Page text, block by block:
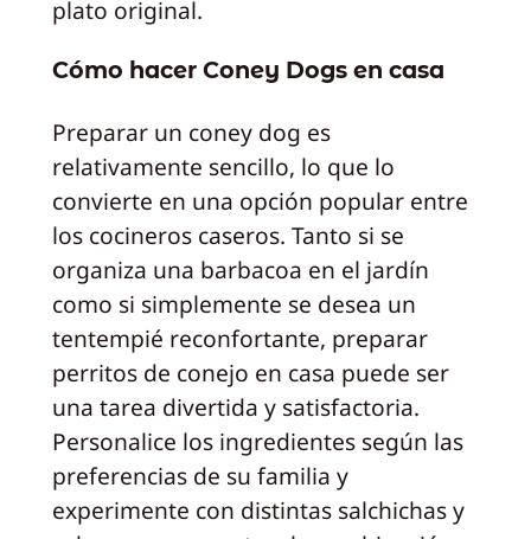
plato original.
Cómo hacer Coney Dogs en casa
Preparar un coney dog es
relativamente sencillo, lo que lo
convierte en una opción popular entre
los cocineros caseros. Tanto si se
organiza una barbacoa en el jardín
como si simplemente se desea un
tentempié reconfortante, preparar
perritos de conejo en casa puede ser
una tarea divertida y satisfactoria.
Personalice los ingredientes según las
preferencias de su familia y
experimente con distintas salchichas y